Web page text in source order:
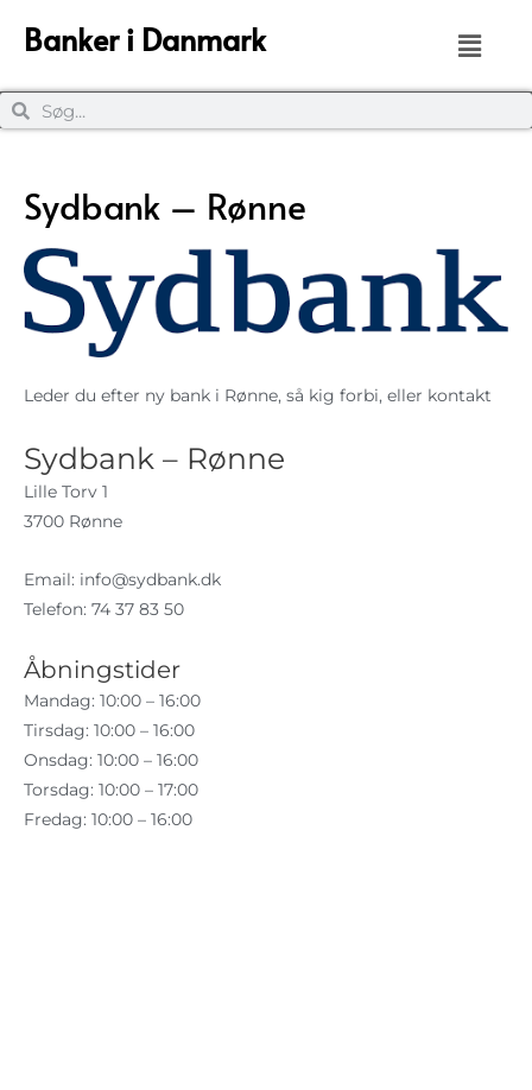
Banker i Danmark
Sydbank – Rønne
Leder du efter ny bank i Rønne, så kig forbi, eller kontakt
Sydbank – Rønne
Lille Torv 1
3700 Rønne
Email: info@sydbank.dk
Telefon: 74 37 83 50
Åbningstider
Mandag: 10:00 – 16:00
Tirsdag: 10:00 – 16:00
Onsdag: 10:00 – 16:00
Torsdag: 10:00 – 17:00
Fredag: 10:00 – 16:00